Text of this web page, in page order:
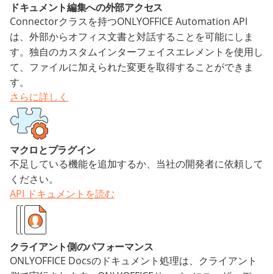
ドキュメント編集への外部アクセス
Connectorクラスを持つONLYOFFICE Automation API
は、外部からオフィス文書と対話することを可能にしま
す。独自のカスタムインターフェイスエレメントを使用し
て、ファイルに加えられた変更を取得することができま
す。
さらに詳しく
マクロとプラグイン
不足している機能を追加するか、当社の開発者に依頼して
ください。
API ドキュメントを読む
クライアント側のパフォーマンス
ONLYOFFICE Docsのドキュメント処理は、クライアント